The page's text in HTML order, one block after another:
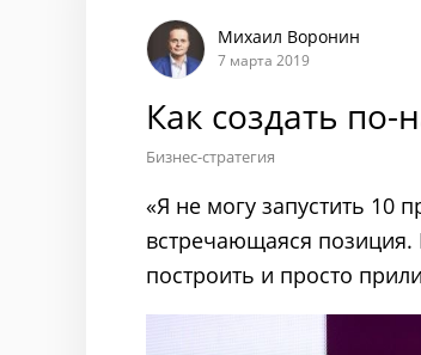
Михаил Воронин
7 марта 2019
Как создать
Бизнес-стратегия
«Я не могу запустить 10
встречающаяся
построить и просто